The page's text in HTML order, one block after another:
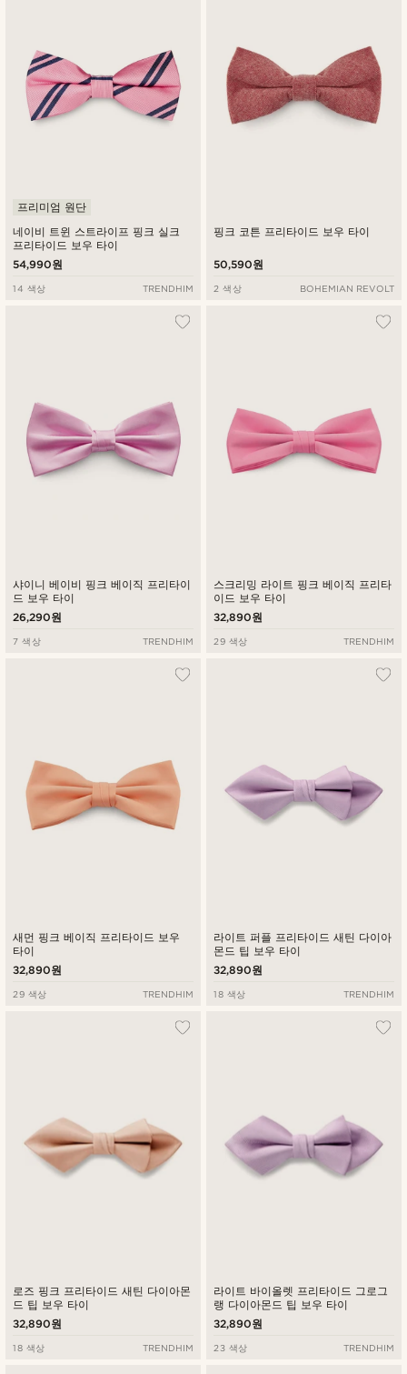
네이비 트윈 스트라이프 핑크 실크
프리타이드 보우 타이
프리미엄 원단
54,990원
14 색상 TRENDHIM
핑크 코튼 프리타이드 보우 타이
50,590원
2 색상 BOHEMIAN REVOLT
샤이니 베이비 핑크 베이직 프리타이
드 보우 타이
26,290원
7 색상 TRENDHIM
스크리밍 라이트 핑크 베이직 프리타
이드 보우 타이
32,890원
29 색상 TRENDHIM
새먼 핑크 베이직 프리타이드 보우
타이
32,890원
29 색상 TRENDHIM
라이트 퍼플 프리타이드 새틴 다이아
몬드 팁 보우 타이
32,890원
18 색상 TRENDHIM
로즈 핑크 프리타이드 새틴 다이아몬
드 팁 보우 타이
32,890원
18 색상 TRENDHIM
라이트 바이올렛 프리타이드 그로그
랭 다이아몬드 팁 보우 타이
32,890원
23 색상 TRENDHIM